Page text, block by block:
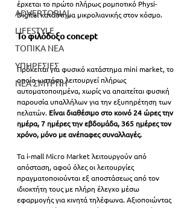
ADVERTORIAL
LIFESTYLE
ΤΟΠΙΚΑ ΝΕΑ
ΥΠΗΡΕΣΙΕΣ
ΝΕΑ ΣΜΥΡΝΗ
έρχεται το πρώτο πλήρως ρομποτικό Physi-
Digital κατάστημα μικρολιανικής στον κόσμο.
Το φιλόδοξο concept
Πρόκειται για φυσικό κατάστημα mini market, το
οποίο ωστόσο λειτουργεί πλήρως
αυτοματοποιημένα, χωρίς να απαιτείται φυσική
παρουσία υπαλλήλων για την εξυπηρέτηση των
πελατών. Είναι διαθέσιμο στο κοινό 24 ώρες την
ημέρα, 7 ημέρες την εβδομάδα, 365 ημέρες τον
χρόνο, μόνο με ανέπαφες συναλλαγές.
Τα i-mall Micro Market λειτουργούν από
απόσταση, αφού όλες οι λειτουργίες
πραγματοποιούνται εξ αποστάσεως από τον
ιδιοκτήτη τους με πλήρη έλεγχο μέσω
εφαρμογής για κινητά τηλέφωνα. Αξιοποιώντας